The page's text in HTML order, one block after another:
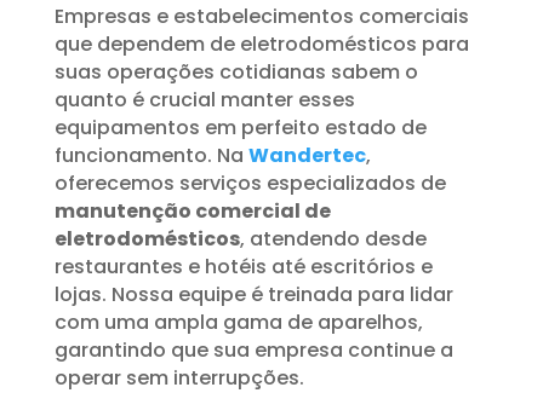
Empresas e estabelecimentos comerciais
que dependem de eletrodomésticos para
suas operações cotidianas sabem o
quanto é crucial manter esses
equipamentos em perfeito estado de
funcionamento. Na Wandertec,
oferecemos serviços especializados de
manutenção comercial de
eletrodomésticos, atendendo desde
restaurantes e hotéis até escritórios e
lojas. Nossa equipe é treinada para lidar
com uma ampla gama de aparelhos,
garantindo que sua empresa continue a
operar sem interrupções.